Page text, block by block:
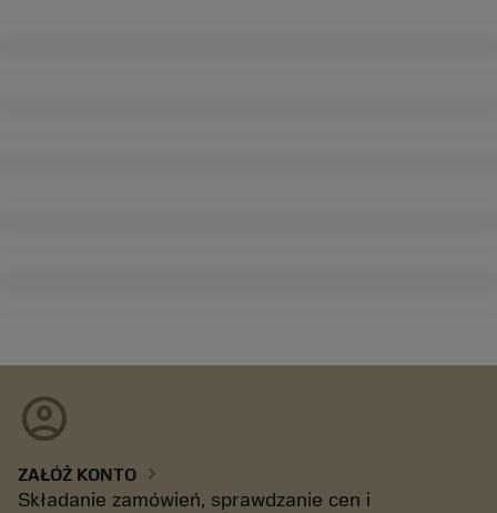
account_circle
ZAŁÓŻ KONTO chevron_right
Składanie zamówień, sprawdzanie cen i